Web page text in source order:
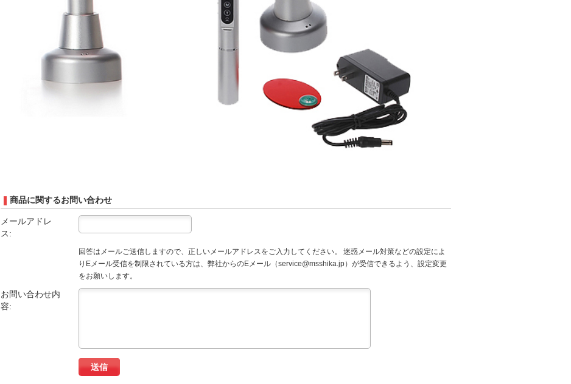
商品に関するお問い合わせ
メールアドレ
ス:
回答はメールご送信しますので、正しいメールアドレスをご入力してください。 迷惑メール対策などの設定によ
りEメール受信を制限されている方は、弊社からのEメール（service@msshika.jp）が受信できるよう、設定変更
をお願いします。
お問い合わせ内
容: